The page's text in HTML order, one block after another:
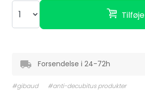
Tilføje
Forsendelse i 24-72h
#gibaud #anti-decubitus produkter